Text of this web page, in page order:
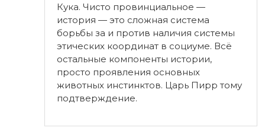
Кука. Чисто провинциальное —
история — это сложная система
борьбы за и против наличия системы
этических координат в социуме. Всё
остальные компоненты истории,
просто проявления основных
животных инстинктов. Царь Пирр тому
подтверждение.